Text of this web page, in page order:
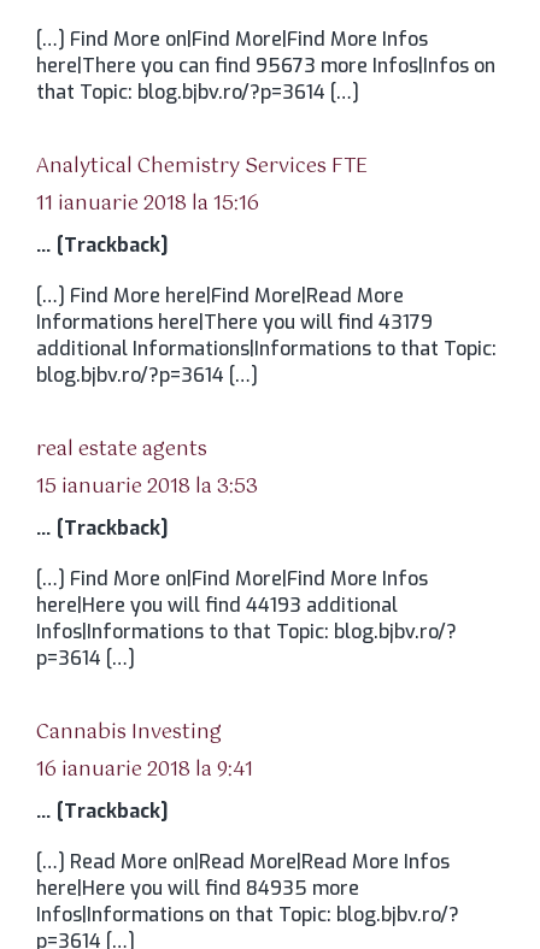
[…] Find More on|Find More|Find More Infos
here|There you can find 95673 more Infos|Infos on
that Topic: blog.bjbv.ro/?p=3614 […]
Analytical Chemistry Services FTE
11 ianuarie 2018 la 15:16
… [Trackback]
[…] Find More here|Find More|Read More
Informations here|There you will find 43179
additional Informations|Informations to that Topic:
blog.bjbv.ro/?p=3614 […]
real estate agents
15 ianuarie 2018 la 3:53
… [Trackback]
[…] Find More on|Find More|Find More Infos
here|Here you will find 44193 additional
Infos|Informations to that Topic: blog.bjbv.ro/?
p=3614 […]
Cannabis Investing
16 ianuarie 2018 la 9:41
… [Trackback]
[…] Read More on|Read More|Read More Infos
here|Here you will find 84935 more
Infos|Informations on that Topic: blog.bjbv.ro/?
p=3614 […]